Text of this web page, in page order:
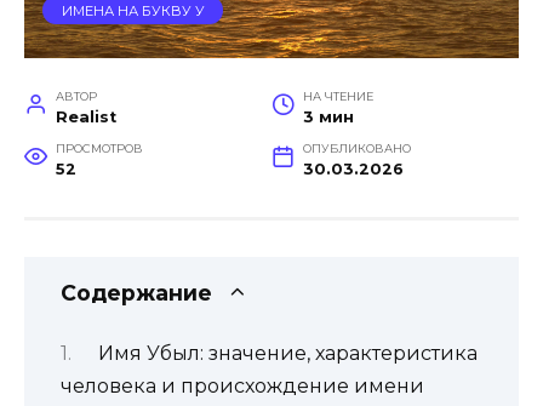
ИМЕНА НА БУКВУ У
АВТОР
Realist
НА ЧТЕНИЕ
3 мин
ПРОСМОТРОВ
52
ОПУБЛИКОВАНО
30.03.2026
Содержание
Имя Убыл: значение, характеристика
человека и происхождение имени